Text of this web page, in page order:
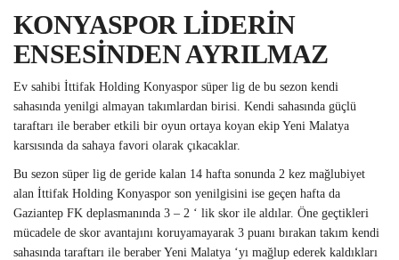
KONYASPOR LİDERİN
ENSESİNDEN AYRILMAZ
Ev sahibi İttifak Holding Konyaspor süper lig de bu sezon kendi
sahasında yenilgi almayan takımlardan birisi. Kendi sahasında güçlü
taraftarı ile beraber etkili bir oyun ortaya koyan ekip Yeni Malatya
karsısında da sahaya favori olarak çıkacaklar.
Bu sezon süper lig de geride kalan 14 hafta sonunda 2 kez mağlubiyet
alan İttifak Holding Konyaspor son yenilgisini ise geçen hafta da
Gaziantep FK deplasmanında 3 – 2 ‘ lik skor ile aldılar. Öne geçtikleri
mücadele de skor avantajını koruyamayarak 3 puanı bırakan takım kendi
sahasında taraftarı ile beraber Yeni Malatya ‘yı mağlup ederek kaldıkları